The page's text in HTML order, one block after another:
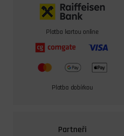
Platba kartou online
Platba dobírkou
Partneři